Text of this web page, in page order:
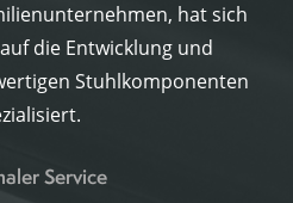
hat sich
die Entwicklung und
Stuhlkomponenten
Service